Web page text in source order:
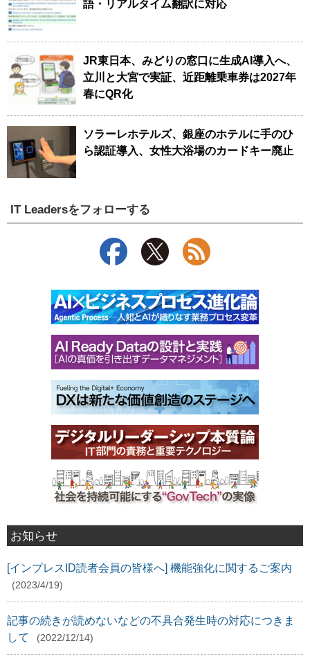
語・リアルタイム翻訳に対応
JR東日本、みどりの窓口に生成AI導入へ、
立川と大宮で実証、近距離乗車券は2027年
春にQR化
ソラーレホテルズ、銀座のホテルに手のひ
ら認証導入、女性大浴場のカードキー廃止
IT Leadersをフォローする
お知らせ
[インプレスID読者会員の皆様へ] 機能強化に関するご案内
(2023/4/19)
記事の続きが読めないなどの不具合発生時の対応につきま
して
(2022/12/14)